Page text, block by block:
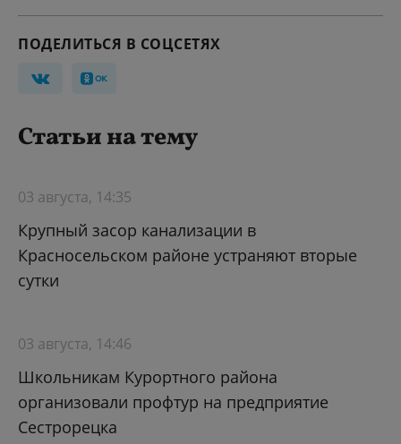
ПОДЕЛИТЬСЯ В СОЦСЕТЯХ
Статьи на тему
03 августа, 14:35
Крупный засор канализации в
Красносельском районе устраняют вторые
сутки
03 августа, 14:46
Школьникам Курортного района
организовали профтур на предприятие
Сестрорецка